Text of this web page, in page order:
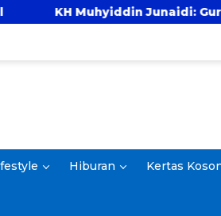
Junaidi: Guru yang Baik
Hiburan Kertas